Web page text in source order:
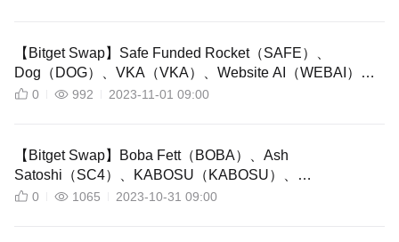
【Bitget Swap】Safe Funded Rocket（SAFE）、
Dog（DOG）、VKA（VKA）、Website AI（WEBAI）和
Lockheed Martin Inu（LMI）現已在 Bitget Swap 上開放交
0 992 2023-11-01 09:00
【Bitget Swap】Boba Fett（BOBA）、Ash
Satoshi（SC4）、KABOSU（KABOSU）、
Babylong（BABYLONG）和 Shadow Wizard Money
0 1065 2023-10-31 09:00